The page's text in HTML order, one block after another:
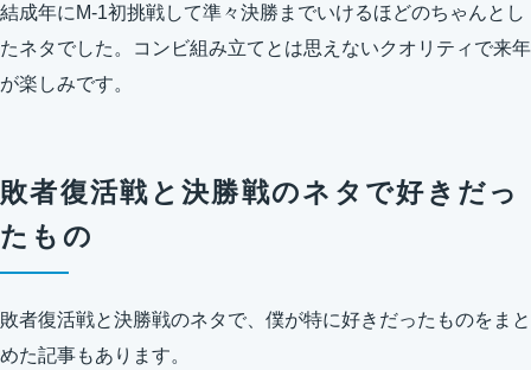
結成年にM-1初挑戦して準々決勝までいけるほどのちゃんとし
たネタでした。コンビ組み立てとは思えないクオリティで来年
が楽しみです。
敗者復活戦と決勝戦のネタで好きだっ
たもの
敗者復活戦と決勝戦のネタで、僕が特に好きだったものをまと
めた記事もあります。